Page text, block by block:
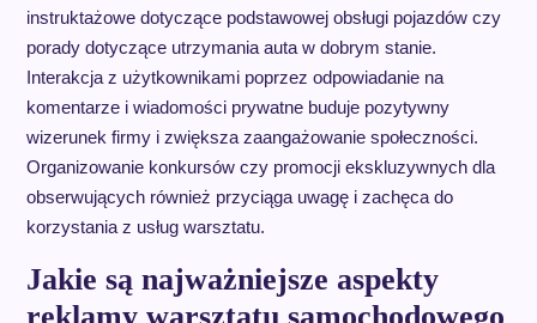
instruktażowe dotyczące podstawowej obsługi pojazdów czy
porady dotyczące utrzymania auta w dobrym stanie.
Interakcja z użytkownikami poprzez odpowiadanie na
komentarze i wiadomości prywatne buduje pozytywny
wizerunek firmy i zwiększa zaangażowanie społeczności.
Organizowanie konkursów czy promocji ekskluzywnych dla
obserwujących również przyciąga uwagę i zachęca do
korzystania z usług warsztatu.
Jakie są najważniejsze aspekty